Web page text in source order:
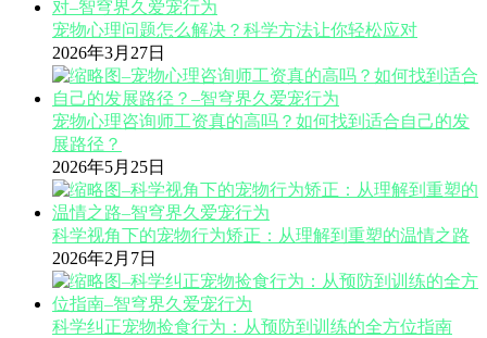
宠物心理问题怎么解决？科学方法让你轻松应对
2026年3月27日
宠物心理咨询师工资真的高吗？如何找到适合自己的发
展路径？
2026年5月25日
科学视角下的宠物行为矫正：从理解到重塑的温情之路
2026年2月7日
科学纠正宠物捡食行为：从预防到训练的全方位指南